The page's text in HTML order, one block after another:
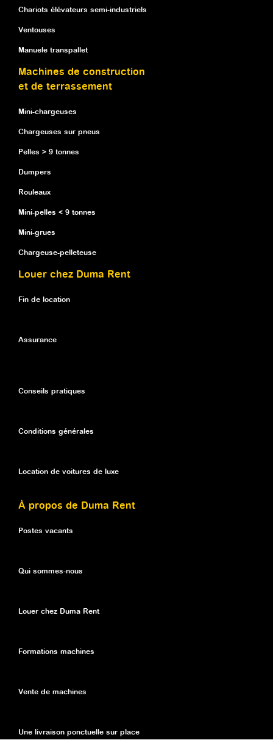
Chariots élévateurs semi-industriels
Ventouses
Manuele transpallet
Machines de construction
et de terrassement
Mini-chargeuses
Chargeuses sur pneus
Pelles > 9 tonnes
Dumpers
Rouleaux
Mini-pelles < 9 tonnes
Mini-grues
Chargeuse-pelleteuse
Louer chez Duma Rent
Fin de location
Assurance
Conseils pratiques
Conditions générales
Location de voitures de luxe
À propos de Duma Rent
Postes vacants
Qui sommes-nous
Louer chez Duma Rent
Formations machines
Vente de machines
Une livraison ponctuelle sur place